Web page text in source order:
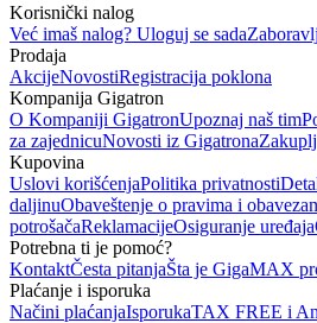
Korisnički nalog
Već imaš nalog? Uloguj se sada
Prodaja
AkcijeNovostiRegistracija poklona
Kompanija Gigatron
O Kompaniji GigatronUpoznaj naš tim
za zajednicuNovosti iz Gigatrona
Kupovina
Uslovi korišćenjaPolitika privatnosti
daljinuObaveštenje o pravima i
potrošačaReklamacijeOsiguranje uređaja
Potrebna ti je pomoć?
KontaktČesta pitanjaŠta je GigaMAX
Plaćanje i isporuka
Načini plaćanjaIsporukaTAX FREE i